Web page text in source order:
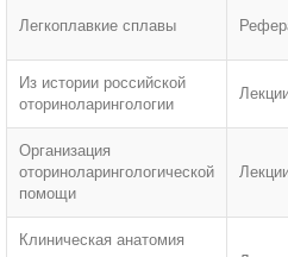
Легкоплавкие сплавы
Из истории российской
оториноларингологии
Организация
оториноларингологической
помощи
Клиническая анатомия